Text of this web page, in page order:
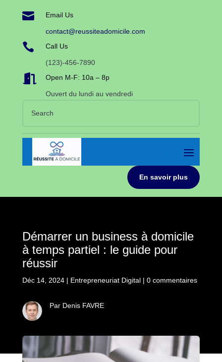
 Email Us
contact@reussiteadomicile.com
 Call Us
(123)-456-7890
 Open M-F: 10a – 8p
Ouvert du lundi au vendredi
En savoir plus
Démarrer un business à domicile
à temps partiel : le guide pour
réussir
Déc 14, 2024| Entrepreneuriat Digital| 0 commentaires
Par Denis FAVRE